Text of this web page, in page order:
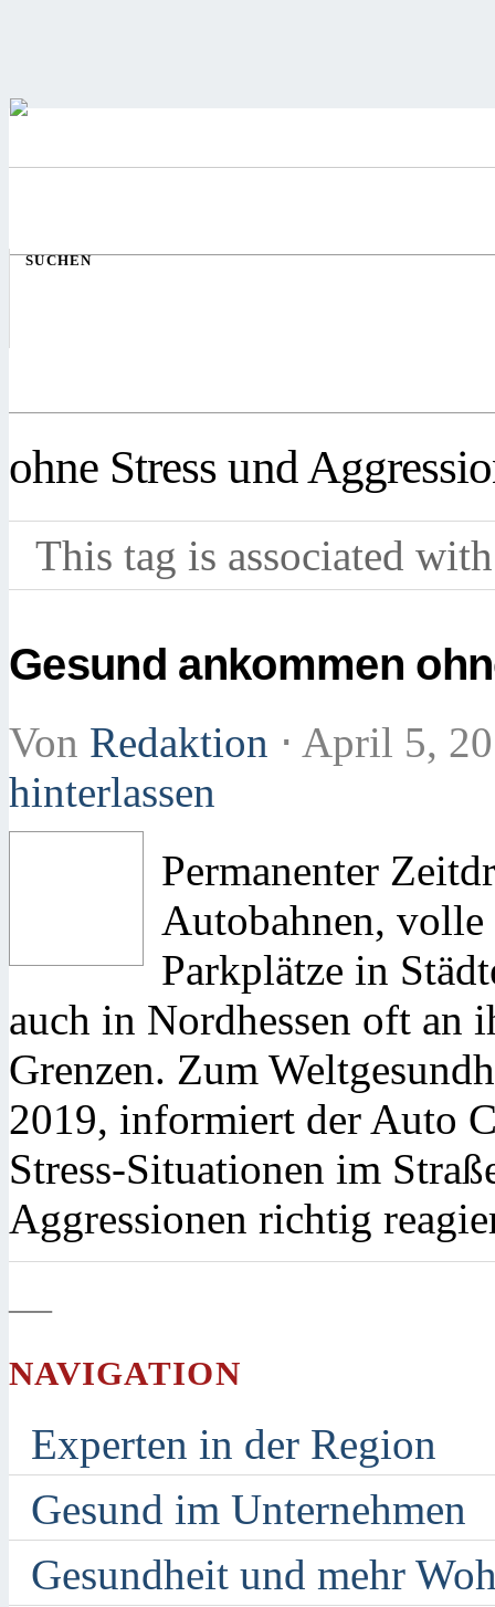
SUCHEN
ohne Stress und
This tag is associated
Gesund ankommen
Von Redaktion ⋅ April 5,
hinterlassen
Permanenter
Autobahnen, volle
Parkplätze in
auch in Nordhessen oft an
Grenzen. Zum
2019, informiert der Auto
Stress-Situationen im
Aggressionen richtig
—
NAVIGATION
Experten in der Region
Gesund im Unternehmen
Gesundheit und mehr